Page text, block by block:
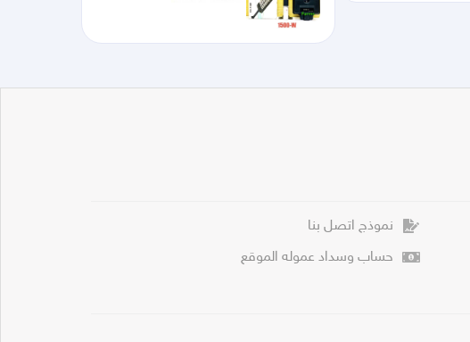
نموذج اتصل بنا
حساب وسداد عموله الموقع